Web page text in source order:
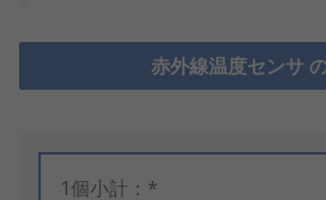
赤外線温度センサ
1個小計：*